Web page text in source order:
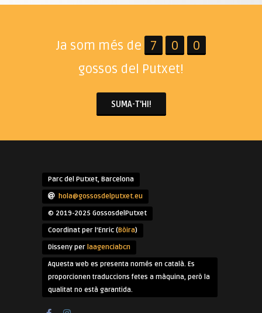
Ja som més de 7 0
0
gossos del Putxet!
SUMA-T'HI!
Parc del Putxet, Barcelona
hola@gossosdelputxet.eu
© 2019-2025 GossosdelPutxet
Coordinat per l'Enric (Bòira)
Disseny per laagenciabcn
Aquesta web es presenta només en català. Es
proporcionen traduccions fetes a màquina, però la
qualitat no està garantida.